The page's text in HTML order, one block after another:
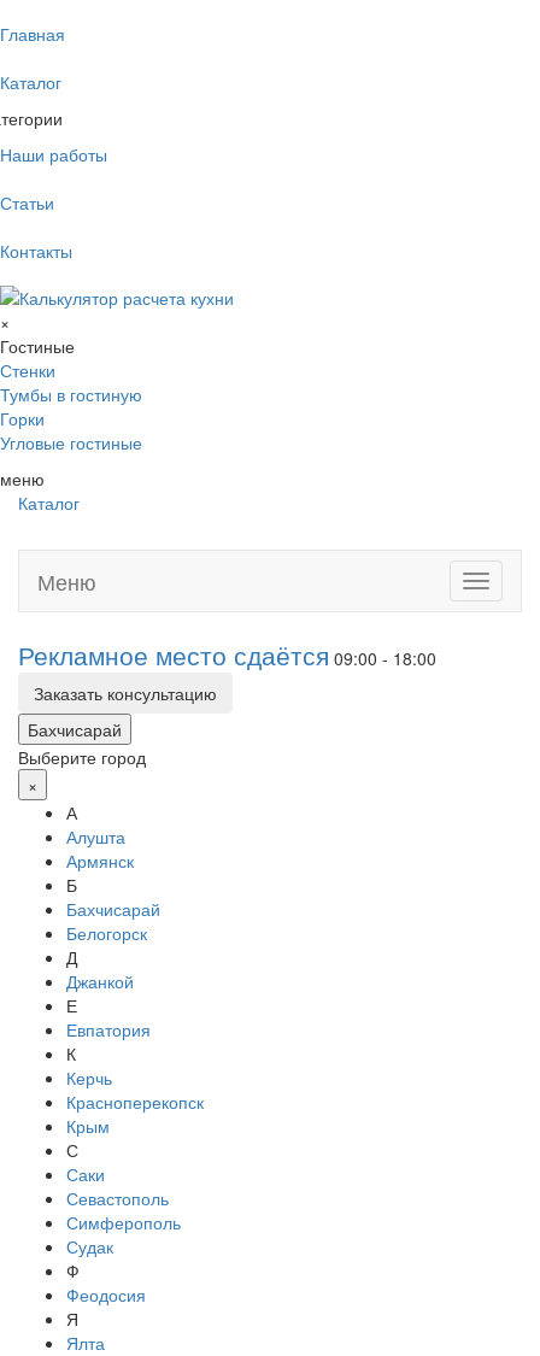
Главная
Каталог
Наши работы
Статьи
Контакты
×
Гостиные
Стенки
Тумбы в гостиную
Горки
Угловые гостиные
меню
Каталог
Toggle
Меню
Рекламное место сдаётся 09:00 - 18:00
Заказать консультацию
Бахчисарай
Выберите город
×
А
Алушта
Армянск
Б
Бахчисарай
Белогорск
Д
Джанкой
Е
Евпатория
К
Керчь
Красноперекопск
Крым
С
Саки
Севастополь
Симферополь
Судак
Ф
Феодосия
Я
Ялта